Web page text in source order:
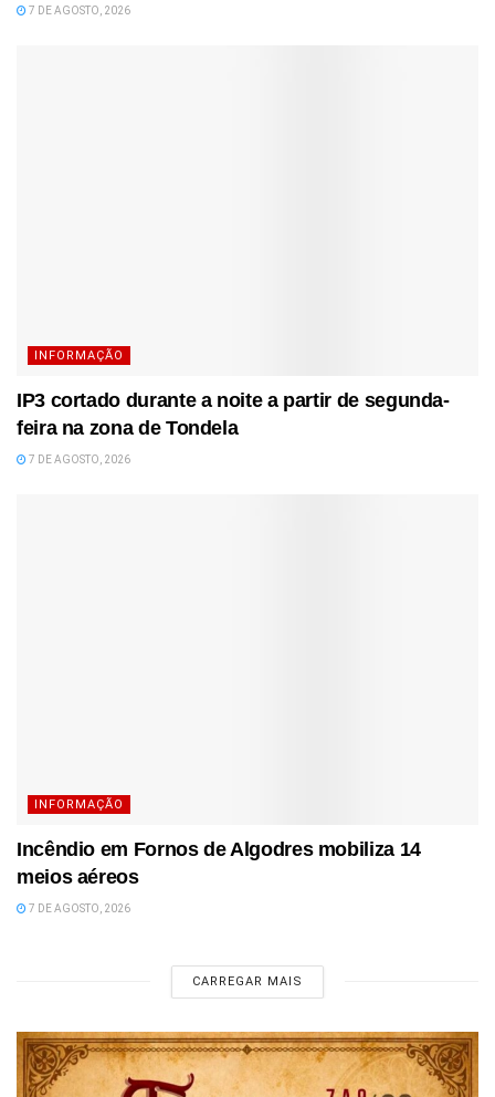
7 DE AGOSTO, 2026
INFORMAÇÃO
IP3 cortado durante a noite a partir de segunda-
feira na zona de Tondela
7 DE AGOSTO, 2026
INFORMAÇÃO
Incêndio em Fornos de Algodres mobiliza 14
meios aéreos
7 DE AGOSTO, 2026
CARREGAR MAIS